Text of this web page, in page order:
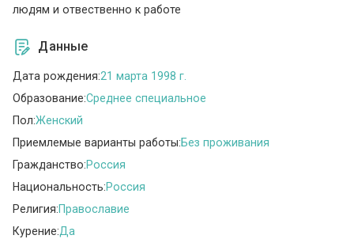
людям и отвественно к работе
Данные
Дата рождения:21 марта 1998 г.
Образование:Среднее специальное
Пол:Женский
Приемлемые варианты работы:Без проживания
Гражданство:Россия
Национальность:Россия
Религия:Православие
Курение:Да